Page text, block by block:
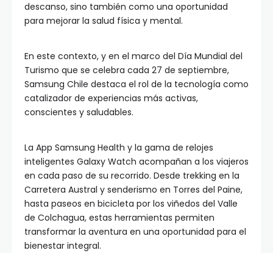
descanso, sino también como una oportunidad
para mejorar la salud física y mental.
En este contexto, y en el marco del Día Mundial del
Turismo que se celebra cada 27 de septiembre,
Samsung Chile destaca el rol de la tecnología como
catalizador de experiencias más activas,
conscientes y saludables.
La App Samsung Health y la gama de relojes
inteligentes Galaxy Watch acompañan a los viajeros
en cada paso de su recorrido. Desde trekking en la
Carretera Austral y senderismo en Torres del Paine,
hasta paseos en bicicleta por los viñedos del Valle
de Colchagua, estas herramientas permiten
transformar la aventura en una oportunidad para el
bienestar integral.